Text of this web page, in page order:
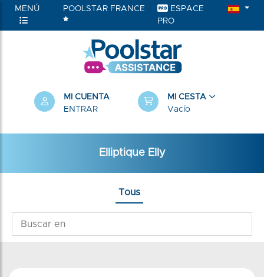
MENÚ POOLSTAR FRANCE
ESPACE
PRO
MI CUENTA
ENTRAR
MI CESTA
Vacío
Elliptique Elly
Tous